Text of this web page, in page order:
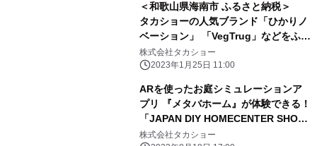
＜和歌山県海南市 ふるさと納税＞
タカショーの人気ブランド「ひかりノ
ベーション」 「VegTrug」などをふる
さと納税の返礼品として 1月12日(木)
より順次掲載開始
株式会社タカショー
2023年1月25日 11:00
ARを使ったお庭シミュレーションア
プリ 『メタバホーム』が体験できる！
「JAPAN DIY HOMECENTER SHOW
2022」にタカショーが出展
株式会社タカショー